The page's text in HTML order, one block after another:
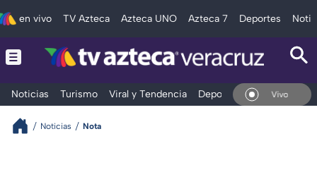
en vivo TV Azteca Azteca UNO Azteca 7 Deportes
Noticias Turismo Viral y Tendencia Deportes Espectáculos
En Vivo
Noticias Nota